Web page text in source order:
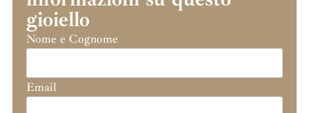
gioiello
Nome e Cognome
Email